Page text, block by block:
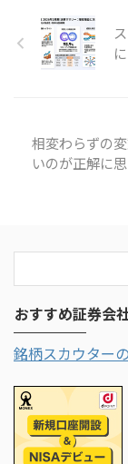
相変わらずの
いのが正解に
おすすめ証券会
銘柄スカウター